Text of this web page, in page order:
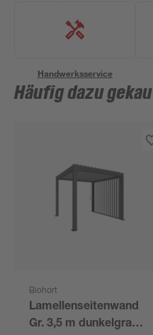
Handwerksservice
Häufig dazu
Biohort
Lamellenseitenwand
Gr. 3,5 m dunkelgrau-